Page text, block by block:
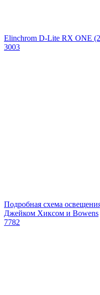
Elinchrom D-Lite RX ONE
3003
Подробная схема
Джейком Хиксом и Bowens
7782